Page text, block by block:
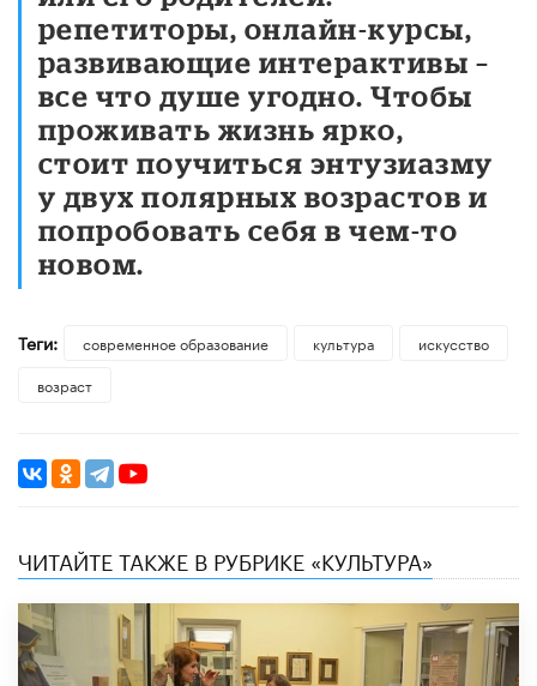
репетиторы, онлайн-курсы,
развивающие интерактивы –
все что душе угодно. Чтобы
проживать жизнь ярко,
стоит поучиться энтузиазму
у двух полярных возрастов и
попробовать себя в чем-то
новом.
Теги: современное образование культура
искусство
возраст
ЧИТАЙТЕ ТАКЖЕ В РУБРИКЕ «КУЛЬТУРА»